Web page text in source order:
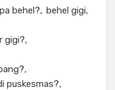
behel?
behel gigi
gigi?
puskesmas?